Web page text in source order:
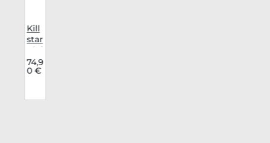
Kill
star
Klei
d
Lyri
74,9
0 €